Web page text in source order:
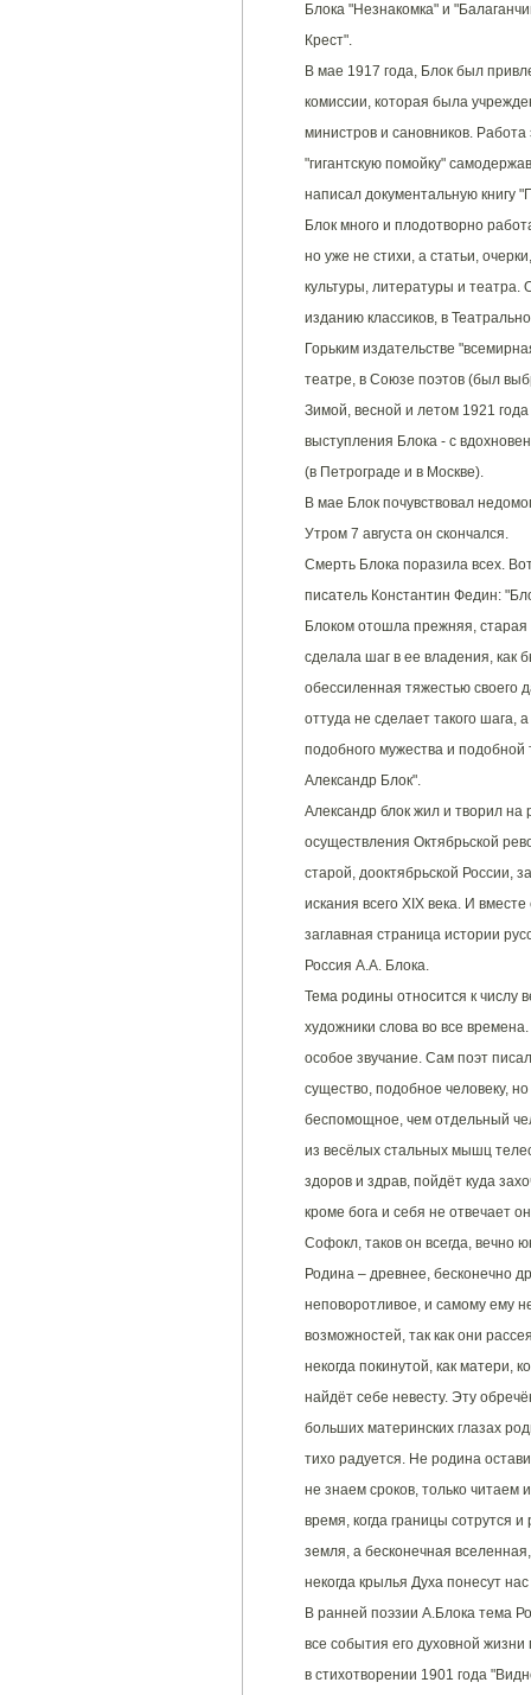
Блока "Незнакомка" и
Крест".
В мае 1917 года, Блок был
комиссии, которая была
министров и сановников.
"гигантскую помойку"
написал документальную книгу
Блок много и плодотворно
но уже не стихи, а статьи,
культуры, литературы и театра.
изданию классиков, в
Горьким издательстве
театре, в Союзе поэтов (был
Зимой, весной и летом 1921
выступления Блока - с
(в Петрограде и в Москве).
В мае Блок почувствовал
Утром 7 августа он скончался.
Смерть Блока поразила всех.
писатель Константин Федин:
Блоком отошла прежняя,
сделала шаг в ее владения, как
обессиленная тяжестью своего
оттуда не сделает такого шага,
подобного мужества и подобной
Александр Блок".
Александр блок жил и творил на
осуществления Октябрьской
старой, дооктябрьской России,
искания всего XIX века. И
заглавная страница истории
Россия А.А. Блока.
Тема родины относится к числу
художники слова во все
особое звучание. Сам поэт
существо, подобное человеку,
беспомощное, чем отдельный
из весёлых стальных мышц
здоров и здрав, пойдёт куда
кроме бога и себя не отвечает
Софокл, таков он всегда, вечно
Родина – древнее, бесконечно
неповоротливое, и самому ему
возможностей, так как они
некогда покинутой, как матери,
найдёт себе невесту. Эту
больших материнских глазах
тихо радуется. Не родина
не знаем сроков, только читаем
время, когда границы сотрутся
земля, а бесконечная
некогда крылья Духа понесут
В ранней поэзии А.Блока тема
все события его духовной
в стихотворении 1901 года